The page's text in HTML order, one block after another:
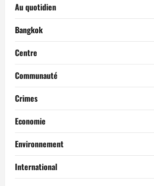
Au quotidien
Bangkok
Centre
Communauté
Crimes
Economie
Environnement
International